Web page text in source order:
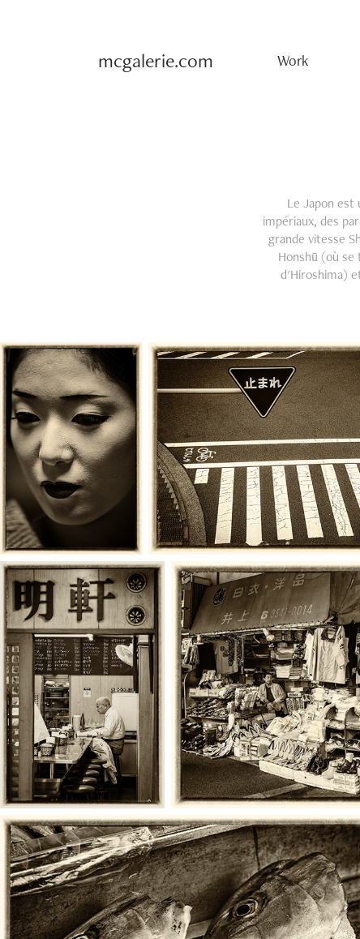
mcgalerie.com Work
Le Japon est
impériaux, des
grande vitesse
Honshū (où
d'Hiroshima)